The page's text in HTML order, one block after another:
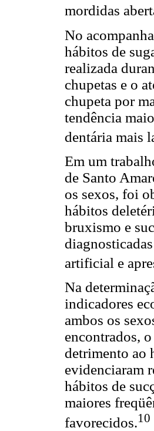
mordidas
No
hábitos de
realizada
chupetas e o
chupeta por
tendência
dentária mais
Em um
de Santo
os sexos, foi
hábitos
bruxismo e
artificial e
Na
indicadores
ambos os
encontrados,
detrimento ao
evidenciaram
hábitos de
maiores
favorecidos.10